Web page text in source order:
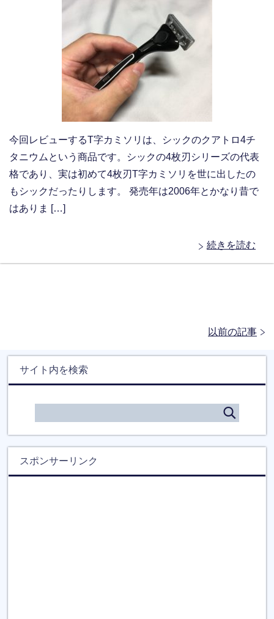
今回レビューするT字カミソリは、シックのクアトロ4チ
タニウムという商品です。シックの4枚刃シリーズの代表
格であり、実は初めて4枚刃T字カミソリを世に出したの
もシックだったりします。 発売年は2006年とかなり昔で
はありま […]
続きを読む
以前の記事
サイト内を検索
スポンサーリンク